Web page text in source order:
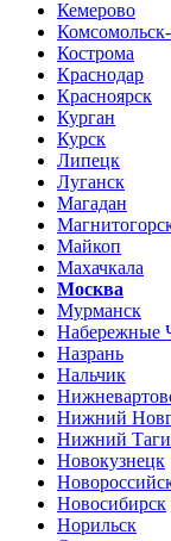
Кемерово
Кострома
Краснодар
Красноярск
Курган
Курск
Липецк
Луганск
Магадан
Майкоп
Махачкала
Москва
Мурманск
Набережные
Назрань
Нальчик
Нижний
Нижний
Новокузнецк
Новосибирск
Норильск